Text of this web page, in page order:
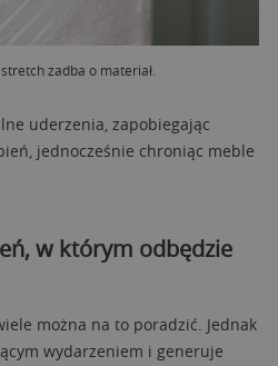
zadba o materiał.
uderzenia, zapobiegając
jednocześnie chroniąc meble
w którym odbędzie
można na to poradzić. Jednak
wydarzeniem i generuje